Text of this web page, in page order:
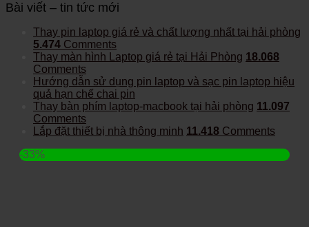
Bài viết – tin tức mới
Thay pin laptop giá rẻ và chất lượng nhất tại hải phòng
5.474 Comments
Thay màn hình Laptop giá rẻ tại Hải Phòng 18.068
Comments
Hướng dẫn sử dụng pin laptop và sạc pin laptop hiệu
quả hạn chế chai pin
Thay bàn phím laptop-macbook tại hải phòng 11.097
Comments
Lắp đặt thiết bị nhà thông minh 11.418 Comments
-33%